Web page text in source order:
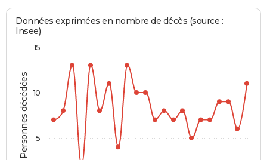
Personnes décédées
Données exprimées en nombre de décès (source :
Insee)
5
10
15